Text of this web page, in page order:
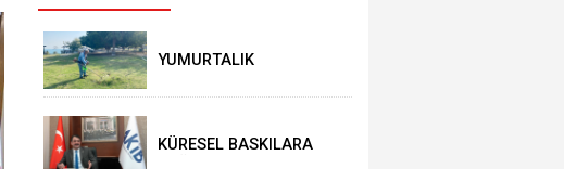
YUMURTALIK
ALAN HAMLESİ
KÜRESEL BASKILARA